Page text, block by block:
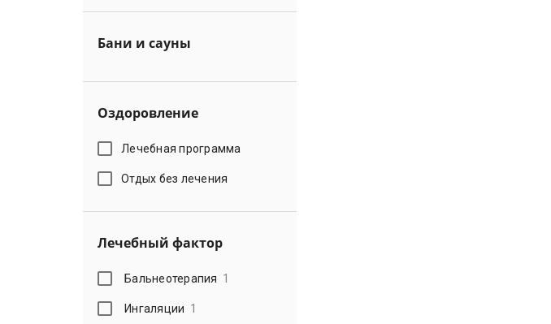
Бани и сауны
Оздоровление
Лечебная программа
Отдых без лечения
Лечебный фактор
Бальнеотерапия 1
Ингаляции 1